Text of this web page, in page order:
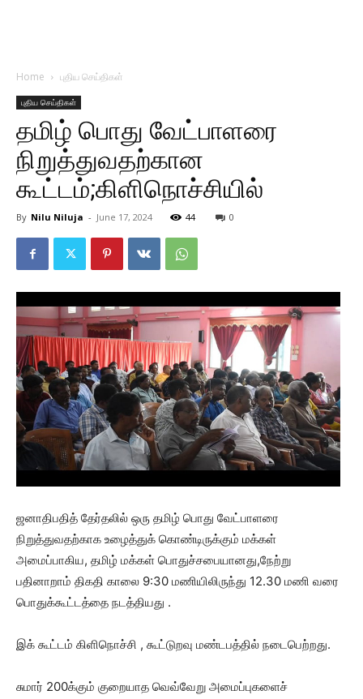
Home புதிய செய்திகள்
புதிய செய்திகள்
தமிழ் பொது வேட்பாளரை
நிறுத்துவதற்கான
கூட்டம்;கிளிநொச்சியில்
By Nilu Niluja - June 17, 2024 44 0
ஜனாதிபதித் தேர்தலில் ஒரு தமிழ் பொது வேட்பாளரை
நிறுத்துவதற்காக உழைத்துக் கொண்டிருக்கும் மக்கள்
அமைப்பாகிய, தமிழ் மக்கள் பொதுச்சபையானது,நேற்று
பதினாறாம் திகதி காலை 9:30 மணியிலிருந்து 12.30 மணி வரை
பொதுக்கூட்டத்தை நடத்தியது .
இக் கூட்டம் கிளிநொச்சி , கூட்டுறவு மண்டபத்தில் நடைபெற்றது.
சுமார் 200க்கும் குறையாத வெவ்வேறு அமைப்புகளைச்